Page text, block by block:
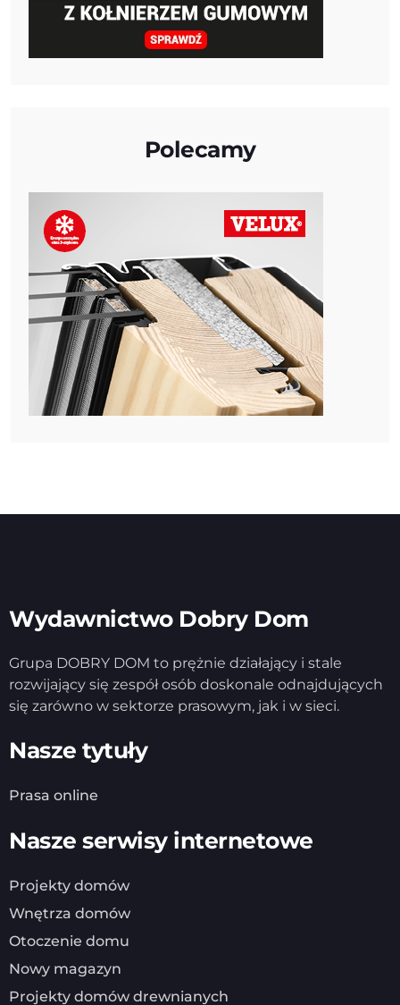
Polecamy
Wydawnictwo Dobry Dom
Grupa DOBRY DOM to prężnie działający i stale
rozwijający się zespół osób doskonale odnajdujących
się zarówno w sektorze prasowym, jak i w sieci.
Nasze tytuły
Prasa online
Nasze serwisy internetowe
Projekty domów
Wnętrza domów
Otoczenie domu
Nowy magazyn
Projekty domów drewnianych